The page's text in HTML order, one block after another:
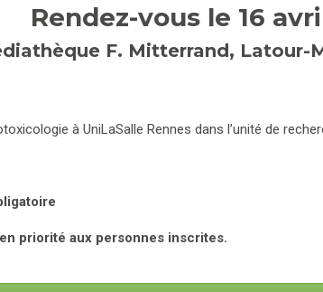
Rendez-vous le 16
F. Mitterrand, Latour-
à UniLaSalle Rennes dans l’unité de
priorité aux personnes inscrites.